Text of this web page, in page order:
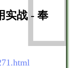
实战 - 奉